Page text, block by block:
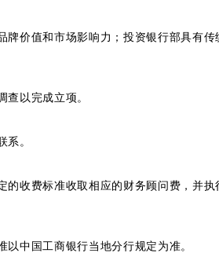
价值和市场影响力；投资银行部具有传
以完成立项。
。
收费标准收取相应的财务顾问费，并执
中国工商银行当地分行规定为准。